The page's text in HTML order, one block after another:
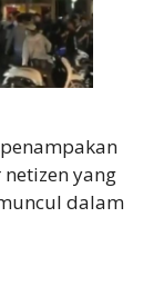
yang
dalam